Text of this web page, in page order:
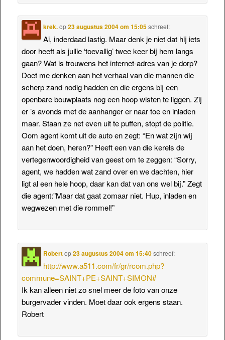
krek.op23 augustus 2004 om 15:05 schreef:
Ai, inderdaad lastig. Maar denk je niet dat hij iets
door heeft als jullie ‘toevallig’ twee keer bij hem langs
gaan? Wat is trouwens het internet-adres van je dorp?
Doet me denken aan het verhaal van die mannen die
scherp zand nodig hadden en die ergens bij een
openbare bouwplaats nog een hoop wisten te liggen. Zij
er ’s avonds met de aanhanger er naar toe en inladen
maar. Staan ze net even uit te puffen, stopt de politie.
Oom agent komt uit de auto en zegt: “En wat zijn wij
aan het doen, heren?” Heeft een van die kerels de
vertegenwoordigheid van geest om te zeggen: “Sorry,
agent, we hadden wat zand over en we dachten, hier
ligt al een hele hoop, daar kan dat van ons wel bij.” Zegt
die agent:”Maar dat gaat zomaar niet. Hup, inladen en
wegwezen met die rommel!”
Robertop23 augustus 2004 om 15:40 schreef:
http://www.a511.com/fr/gr/rcom.php?
commune=SAINT+PE+SAINT+SIMON#
Ik kan alleen niet zo snel meer de foto van onze
burgervader vinden. Moet daar ook ergens staan.
Robert